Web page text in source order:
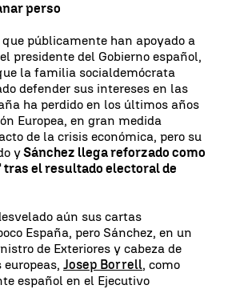
perso
públicamente han apoyado a
presidente del Gobierno español,
la familia socialdemócrata
defender sus intereses en las
ha perdido en los últimos años
Europea, en gran medida
de la crisis económica, pero su
ySánchez llega reforzado como
el resultado electoral de
aún sus cartas
España, pero Sánchez, en un
de Exteriores y cabeza de
Josep Borrell, como
español en el Ejecutivo